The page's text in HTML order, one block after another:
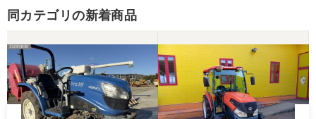
事前対応も丁寧で何回かメールのやり取りして納得
して購入させていただきました。又、配送の人も丁
寧に使い方などを丁寧に説明してくれてすごくよか
ったです。最高の買い物でした。
同カテゴリの新着商品